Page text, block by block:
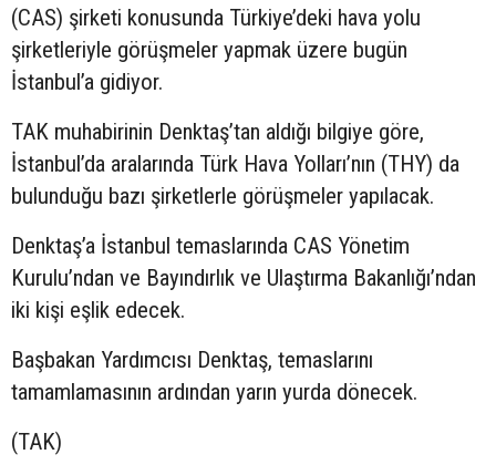
(CAS) şirketi konusunda Türkiye’deki hava yolu
şirketleriyle görüşmeler yapmak üzere bugün
İstanbul’a gidiyor.
TAK muhabirinin Denktaş’tan aldığı bilgiye göre,
İstanbul’da aralarında Türk Hava Yolları’nın (THY) da
bulunduğu bazı şirketlerle görüşmeler yapılacak.
Denktaş’a İstanbul temaslarında CAS Yönetim
Kurulu’ndan ve Bayındırlık ve Ulaştırma Bakanlığı’ndan
iki kişi eşlik edecek.
Başbakan Yardımcısı Denktaş, temaslarını
tamamlamasının ardından yarın yurda dönecek.
(TAK)